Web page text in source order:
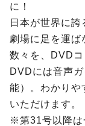
に！
日本が世界に誇
劇場に足を運ば
数々を、DVDコ
DVDには音声
能）。わかりや
いただけます。
※第31号以降は